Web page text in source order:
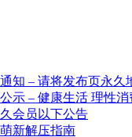
知 – 请将发布页永久
示 – 健康生活 理性
会员以下公告
新解压指南